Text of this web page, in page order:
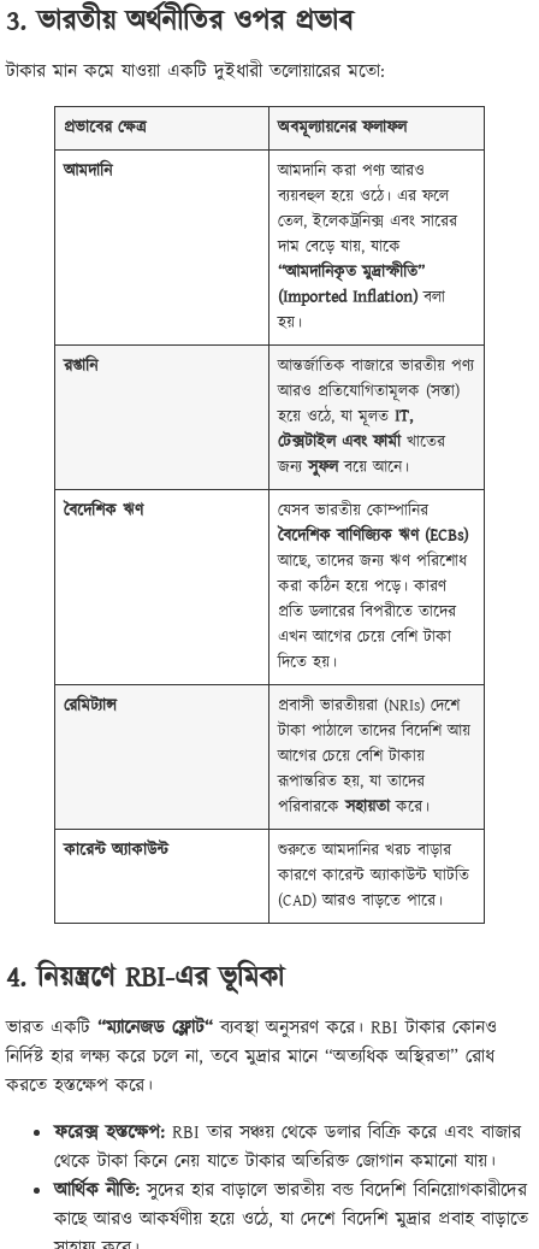
3.ভারতীয় অর্থনীতির ওপর প্রভাব
টাকার মান কমে যাওয়া একটি দুইধারী তলোয়ারের মতো:
প্রভাবের ক্ষেত্র অবমূল্যায়নের ফলাফল
আমদানি
আমদানি করা পণ্য আরও
ব্যয়বহুল হয়ে ওঠে। এর ফলে
তেল, ইলেকট্রনিক্স এবং সারের
দাম বেড়ে যায়, যাকে
“আমদানিকৃত মুদ্রাস্ফীতি”
(Imported Inflation)বলা
হয়।
রপ্তানি
আন্তর্জাতিক বাজারে ভারতীয় পণ্য
আরও প্রতিযোগিতামূলক (সস্তা)
হয়ে ওঠে, যা মূলতIT,
টেক্সটাইল এবং ফার্মাখাতের
জন্যসুফলবয়ে আনে।
বৈদেশিক ঋণ
যেসব ভারতীয় কোম্পানির
বৈদেশিক বাণিজ্যিক ঋণ(ECBs)
আছে, তাদের জন্য ঋণ পরিশোধ
করা কঠিন হয়ে পড়ে। কারণ
প্রতি ডলারের বিপরীতে তাদের
এখন আগের চেয়ে বেশি টাকা
দিতে হয়।
রেমিট্যান্স
প্রবাসী ভারতীয়রা (NRIs) দেশে
টাকা পাঠালে তাদের বিদেশি আয়
আগের চেয়ে বেশি টাকায়
রূপান্তরিত হয়, যা তাদের
পরিবারকেসহায়তাকরে।
কারেন্ট অ্যাকাউন্ট
শুরুতে আমদানির খরচ বাড়ার
কারণে কারেন্ট অ্যাকাউন্ট ঘাটতি
(CAD) আরও বাড়তে পারে।
4.নিয়ন্ত্রণেRBI-এর ভূমিকা
ভারত একটি “ম্যানেজড ফ্লোট“ ব্যবস্থা অনুসরণ করে। RBI টাকার কোনও
নির্দিষ্ট হার লক্ষ্য করে চলে না, তবে মুদ্রার মানে “অত্যধিক অস্থিরতা” রোধ
করতে হস্তক্ষেপ করে।
ফরেক্স হস্তক্ষেপ: RBI তার সঞ্চয় থেকে ডলার বিক্রি করে এবং বাজার
থেকে টাকা কিনে নেয় যাতে টাকার অতিরিক্ত জোগান কমানো যায়।
আর্থিক নীতি: সুদের হার বাড়ালে ভারতীয় বন্ড বিদেশি বিনিয়োগকারীদের
কাছে আরও আকর্ষণীয় হয়ে ওঠে, যা দেশে বিদেশি মুদ্রার প্রবাহ বাড়াতে